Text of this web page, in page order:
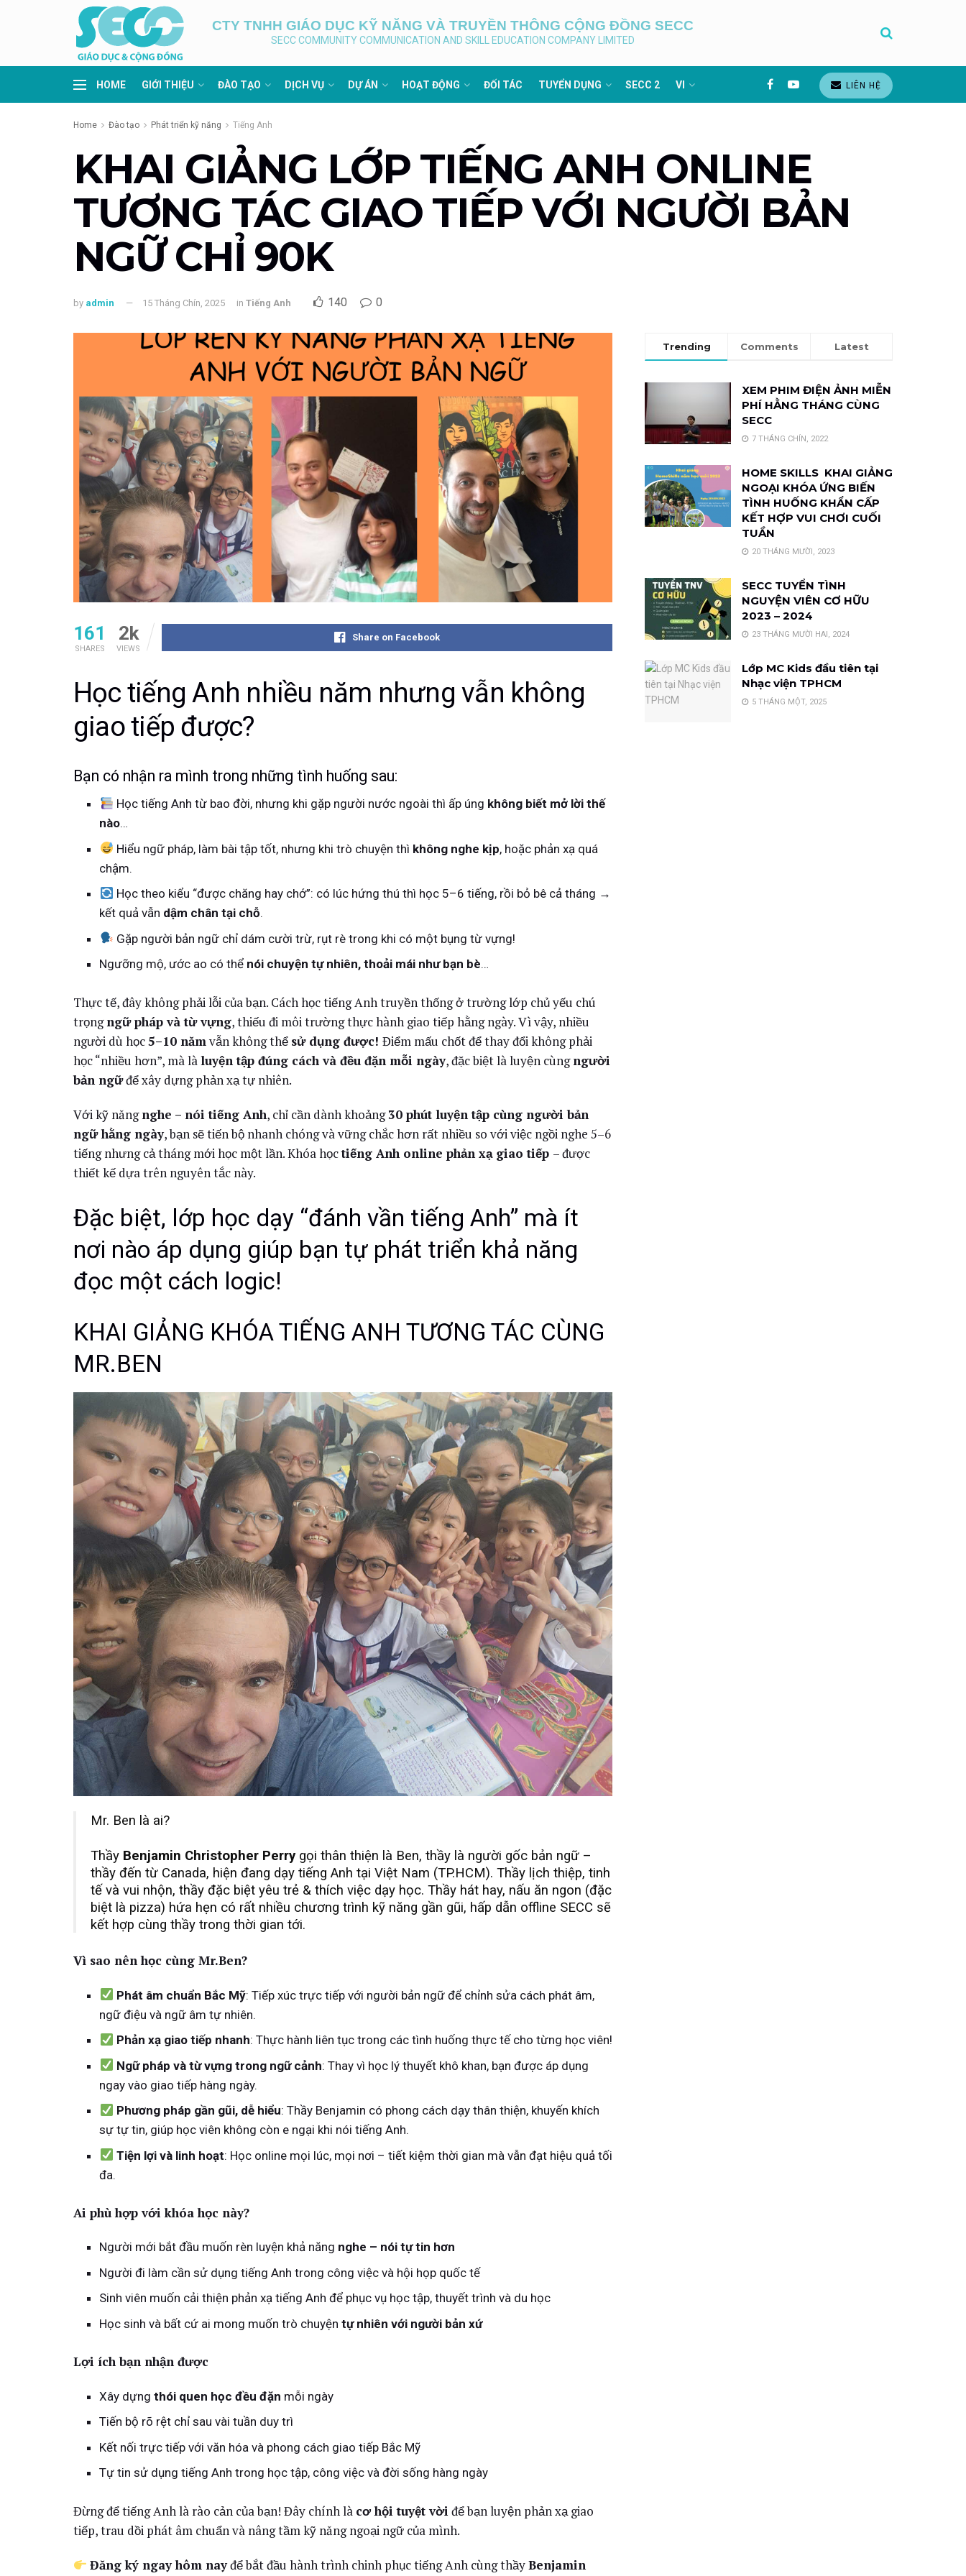
CTY TNHH GIÁO DỤC KỸ NĂNG VÀ TRUYỀN THÔNG CỘNG ĐỒNG SECC
SECC COMMUNITY COMMUNICATION AND SKILL EDUCATION COMPANY LIMITED
HOME GIỚI THIỆU ĐÀO TẠO DỊCH VỤ DỰ ÁN HOẠT ĐỘNG ĐỐI TÁC TUYỂN DỤNG SECC 2 VI LIÊN HỆ
Home Đào tạo Phát triển kỹ năng Tiếng Anh
KHAI GIẢNG LỚP TIẾNG ANH ONLINE
TƯƠNG TÁC GIAO TIẾP VỚI NGƯỜI BẢN
NGỮ CHỈ 90K
by admin 15 Tháng Chín, 2025 in Tiếng Anh 140 0
161
SHARES
2k
VIEWS
Share on Facebook
Học tiếng Anh nhiều năm nhưng vẫn không
giao tiếp được?
Bạn có nhận ra mình trong những tình huống sau:
Học tiếng Anh từ bao đời, nhưng khi gặp người nước ngoài thì ấp úng không biết mở lời thế
nào…
Hiểu ngữ pháp, làm bài tập tốt, nhưng khi trò chuyện thì không nghe kịp, hoặc phản xạ quá
chậm.
Học theo kiểu “được chăng hay chớ”: có lúc hứng thú thì học 5–6 tiếng, rồi bỏ bê cả tháng →
kết quả vẫn dậm chân tại chỗ.
Gặp người bản ngữ chỉ dám cười trừ, rụt rè trong khi có một bụng từ vựng!
Ngưỡng mộ, ước ao có thể nói chuyện tự nhiên, thoải mái như bạn bè…
Thực tế, đây không phải lỗi của bạn. Cách học tiếng Anh truyền thống ở trường lớp chủ yếu chú
trọngngữ pháp và từ vựng, thiếu đi môi trường thực hành giao tiếp hằng ngày. Vì vậy, nhiều
người dù học5–10 nămvẫn không thể sử dụng được! Điểm mấu chốt để thay đổi không phải
học “nhiều hơn”, mà làluyện tập đúng cách và đều đặn mỗi ngày, đặc biệt là luyện cùngngười
bản ngữđể xây dựng phản xạ tự nhiên.
Với kỹ năngnghe – nói tiếng Anh, chỉ cần dành khoảng30 phút luyện tập cùng người bản
ngữ hằng ngày, bạn sẽ tiến bộ nhanh chóng và vững chắc hơn rất nhiều so với việc ngồi nghe 5–6
tiếng nhưng cả tháng mới học một lần. Khóa họctiếng Anh online phản xạ giao tiếp – được
thiết kế dựa trên nguyên tắc này.
Đặc biệt, lớp học dạy “đánh vần tiếng Anh” mà ít
nơi nào áp dụng giúp bạn tự phát triển khả năng
đọc một cách logic!
KHAI GIẢNG KHÓA TIẾNG ANH TƯƠNG TÁC CÙNG
MR.BEN
Mr. Ben là ai?
Thầy Benjamin Christopher Perrygọi thân thiện là Ben, thầy là người gốc bản ngữ –
thầy đến từ Canada, hiện đang dạy tiếng Anh tại Việt Nam (TP.HCM). Thầy lịch thiệp, tinh
tế và vui nhộn, thầy đặc biệt yêu trẻ & thích việc dạy học. Thầy hát hay, nấu ăn ngon (đặc
biệt là pizza) hứa hẹn có rất nhiều chương trình kỹ năng gần gũi, hấp dẫn offline SECC sẽ
kết hợp cùng thầy trong thời gian tới.
Vì sao nên học cùng Mr.Ben?
Phát âm chuẩn Bắc Mỹ: Tiếp xúc trực tiếp với người bản ngữ để chỉnh sửa cách phát âm,
ngữ điệu và ngữ âm tự nhiên.
Phản xạ giao tiếp nhanh: Thực hành liên tục trong các tình huống thực tế cho từng học viên!
Ngữ pháp và từ vựng trong ngữ cảnh: Thay vì học lý thuyết khô khan, bạn được áp dụng
ngay vào giao tiếp hàng ngày.
Phương pháp gần gũi, dễ hiểu: Thầy Benjamin có phong cách dạy thân thiện, khuyến khích
sự tự tin, giúp học viên không còn e ngại khi nói tiếng Anh.
Tiện lợi và linh hoạt: Học online mọi lúc, mọi nơi – tiết kiệm thời gian mà vẫn đạt hiệu quả tối
đa.
Ai phù hợp với khóa học này?
Người mới bắt đầu muốn rèn luyện khả năng nghe – nói tự tin hơn
Người đi làm cần sử dụng tiếng Anh trong công việc và hội họp quốc tế
Sinh viên muốn cải thiện phản xạ tiếng Anh để phục vụ học tập, thuyết trình và du học
Học sinh và bất cứ ai mong muốn trò chuyệntự nhiên với người bản xứ
Lợi ích bạn nhận được
Xây dựngthói quen học đều đặn mỗi ngày
Tiến bộ rõ rệt chỉ sau vài tuần duy trì
Kết nối trực tiếp với văn hóa và phong cách giao tiếp Bắc Mỹ
Tự tin sử dụng tiếng Anh trong học tập, công việc và đời sống hàng ngày
Đừng để tiếng Anh là rào cản của bạn! Đây chính là cơ hội tuyệt vời để bạn luyện phản xạ giao
tiếp, trau dồi phát âm chuẩn và nâng tầm kỹ năng ngoại ngữ của mình.
Đăng ký ngay hôm nayđể bắt đầu hành trình chinh phục tiếng Anh cùng thầyBenjamin
Trending Comments Latest
XEM PHIM ĐIỆN ẢNH MIỄN
PHÍ HẰNG THÁNG CÙNG
SECC
7 THÁNG CHÍN, 2022
HOME SKILLS KHAI GIẢNG
NGOẠI KHÓA ỨNG BIẾN
TÌNH HUỐNG KHẨN CẤP
KẾT HỢP VUI CHƠI CUỐI
TUẦN
20 THÁNG MƯỜI, 2023
SECC TUYỂN TÌNH
NGUYỆN VIÊN CƠ HỮU
2023 – 2024
23 THÁNG MƯỜI HAI, 2024
Lớp MC Kids đầu tiên tại
Nhạc viện TPHCM
5 THÁNG MỘT, 2025